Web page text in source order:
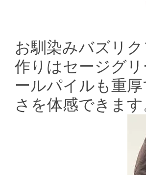
お馴染みバズリ
作りはセージグ
ールパイルも重
さを体感できます